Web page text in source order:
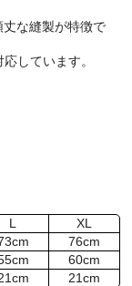
な縫製が特徴で
しています。
L
XL
76cm
60cm
21cm